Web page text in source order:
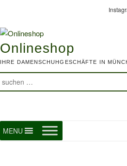
content
Onlineshop
IHRE DAMENSCHUHGESCHÄFTE IN
MENU